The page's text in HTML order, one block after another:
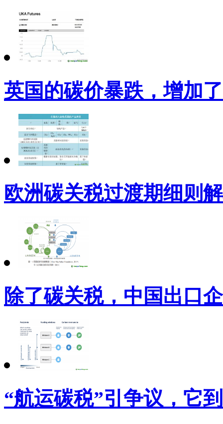
英国的碳价暴跌，增加
欧洲碳关税过渡期细则
除了碳关税，中国出口
“航运碳税”引争议，它